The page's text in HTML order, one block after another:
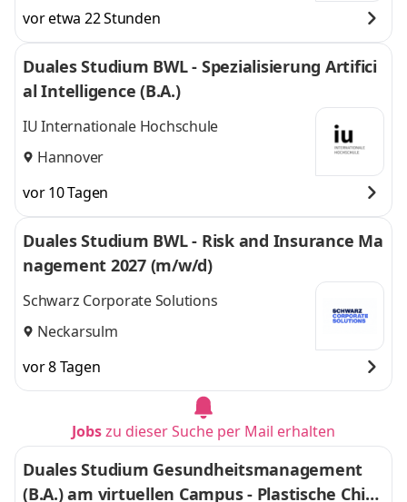
vor etwa 22 Stunden
Duales Studium BWL - Spezialisierung Artifici
al Intelligence (B.A.)
IU Internationale Hochschule
Hannover
vor 10 Tagen
Duales Studium BWL - Risk and Insurance Ma
nagement 2027 (m/w/d)
Schwarz Corporate Solutions
Neckarsulm
vor 8 Tagen
Jobszu dieser Suche per Mail erhalten
Duales Studium Gesundheitsmanagement
(B.A.) am virtuellen Campus - Plastische Chiru